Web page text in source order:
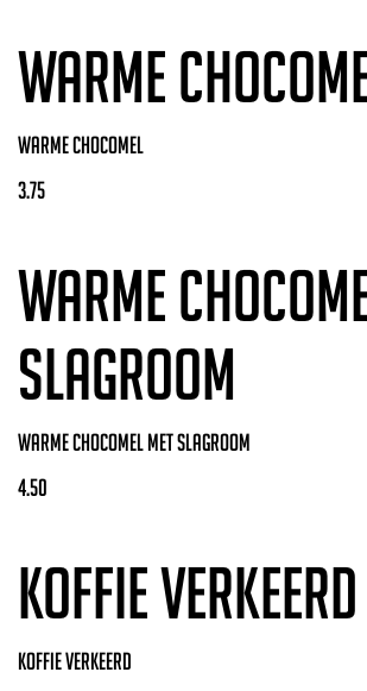
warme
warme chocomel
3.75
warme
slagroom
warme chocomel met slagroom
4.50
Koffie verkeerd
Koffie verkeerd